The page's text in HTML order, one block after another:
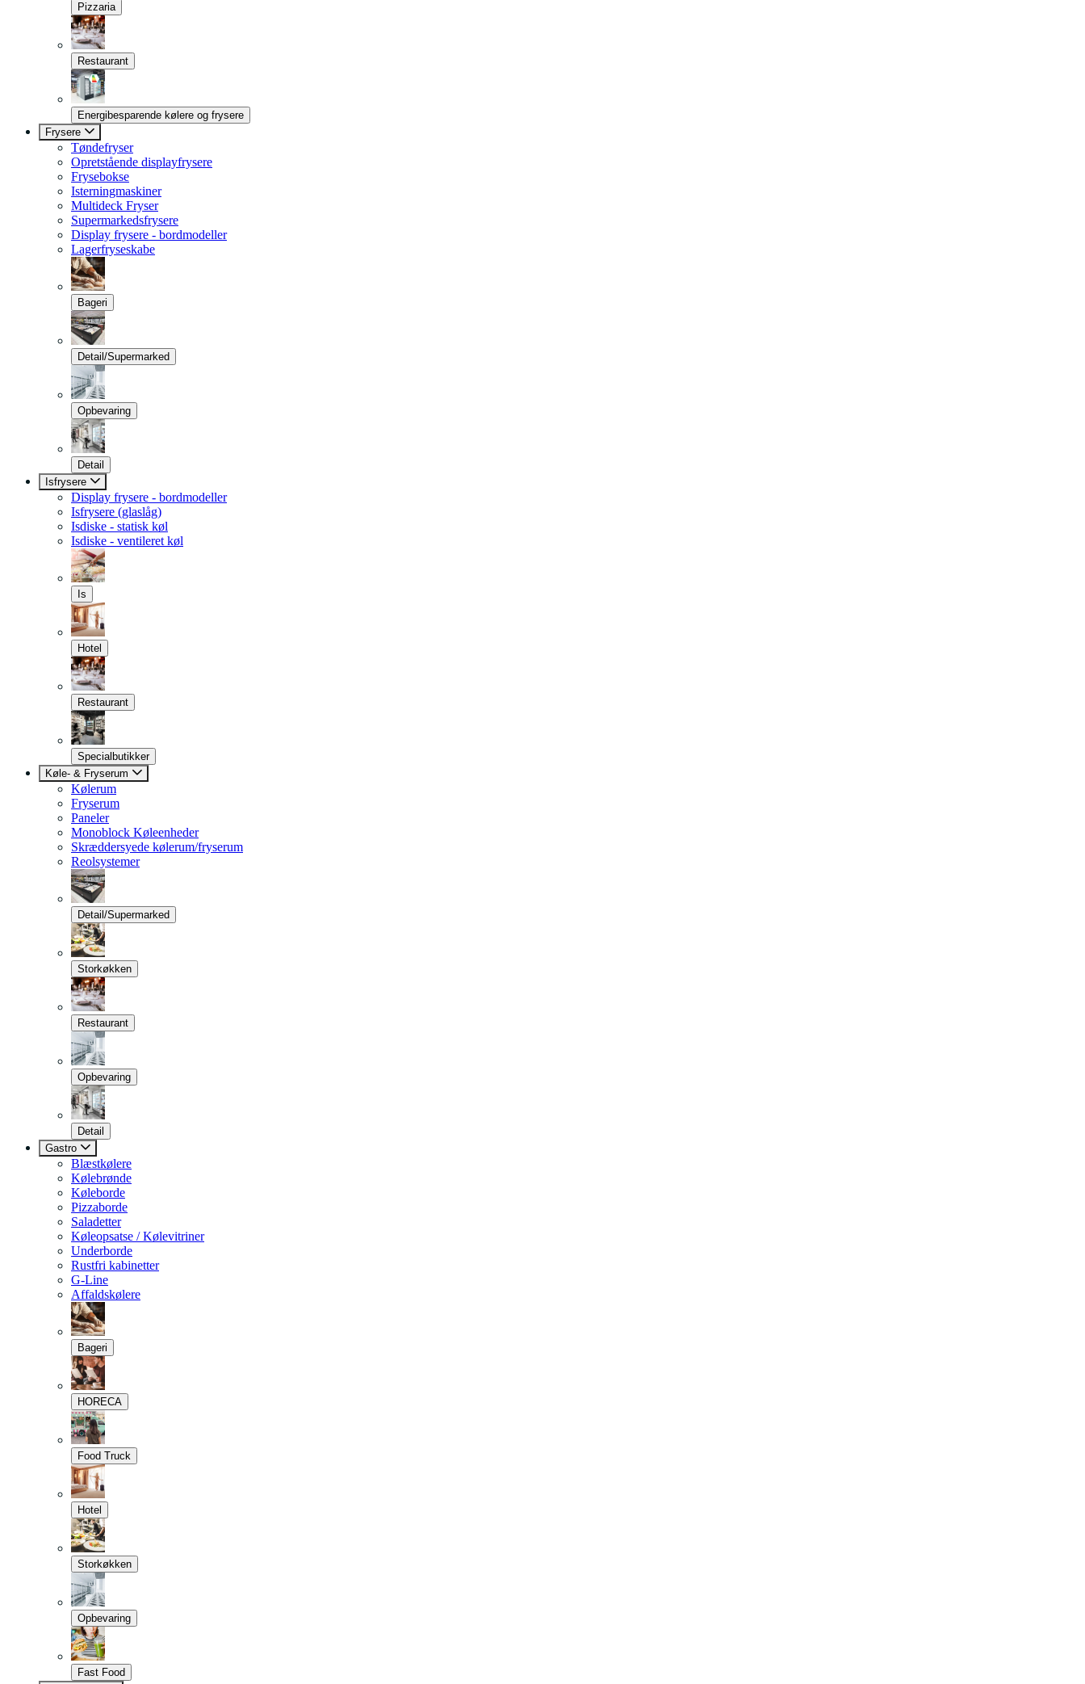
Pizzaria
Restaurant
Energibesparende kølere og frysere
Frysere
Tøndefryser
Opretstående displayfrysere
Frysebokse
Isterningmaskiner
Multideck Fryser
Supermarkedsfrysere
Display frysere - bordmodeller
Lagerfryseskabe
Bageri
Detail/Supermarked
Opbevaring
Detail
Isfrysere
Display frysere - bordmodeller
Isfrysere (glaslåg)
Isdiske - statisk køl
Isdiske - ventileret køl
Is
Hotel
Restaurant
Specialbutikker
Køle- & Fryserum
Kølerum
Fryserum
Paneler
Monoblock Køleenheder
Skræddersyede kølerum/fryserum
Reolsystemer
Detail/Supermarked
Storkøkken
Restaurant
Opbevaring
Detail
Gastro
Blæstkølere
Kølebrønde
Køleborde
Pizzaborde
Saladetter
Køleopsatse / Kølevitriner
Underborde
Rustfri kabinetter
G-Line
Affaldskølere
Bageri
HORECA
Food Truck
Hotel
Storkøkken
Opbevaring
Fast Food